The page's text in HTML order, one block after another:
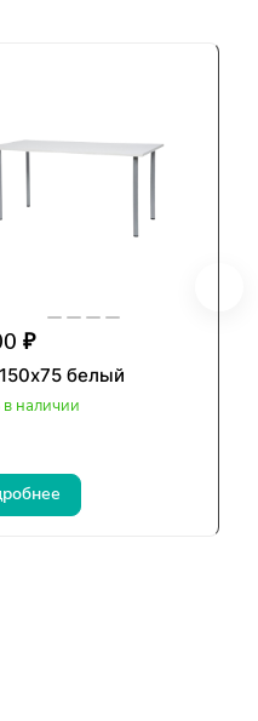
₽
белый
в наличии